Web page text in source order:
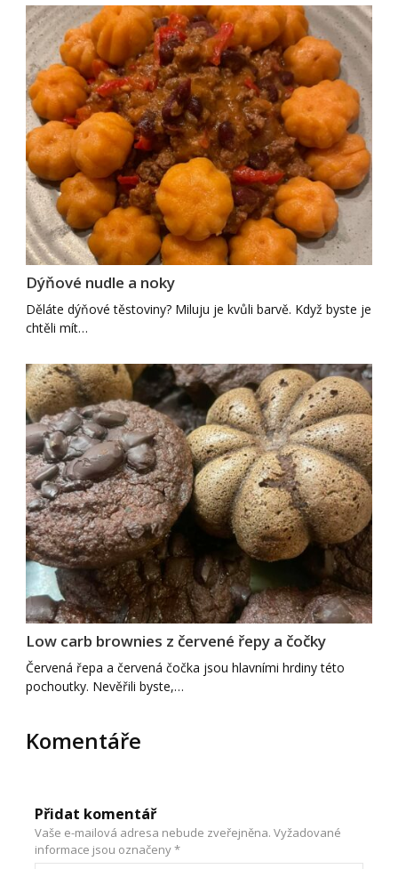
Dýňové nudle a noky
Děláte dýňové těstoviny? Miluju je kvůli barvě. Když byste je
chtěli mít…
Low carb brownies z červené řepy a čočky
Červená řepa a červená čočka jsou hlavními hrdiny této
pochoutky. Nevěřili byste,…
Komentáře
Přidat komentář
Vaše e-mailová adresa nebude zveřejněna. Vyžadované
informace jsou označeny*